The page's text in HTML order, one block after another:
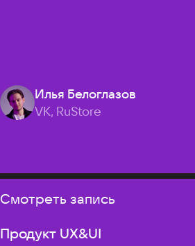
Илья Белоглазов
VK, RuStore
Смотреть запись
Продукт UX&UI